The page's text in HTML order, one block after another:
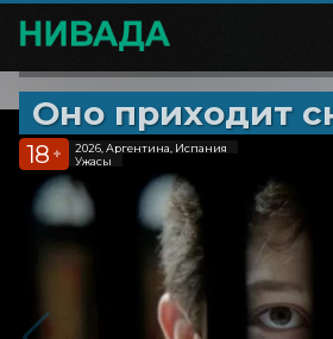
Оно приходит
18 +
2026, Аргентина, Испания
Ужасы